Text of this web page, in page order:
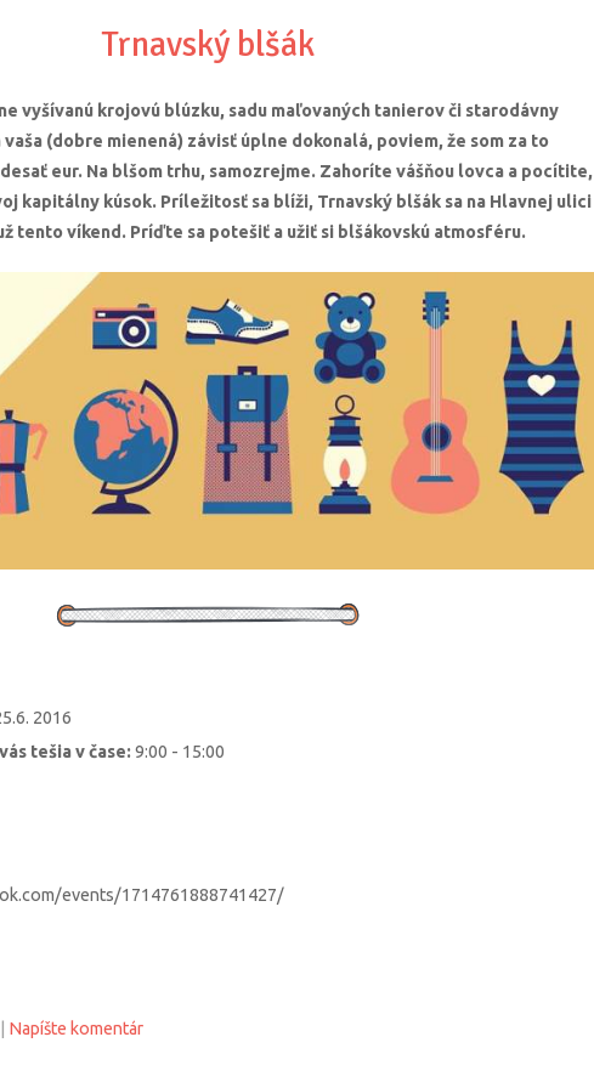
Trnavský blšák
vyšívanú krojovú blúzku, sadu maľovaných tanierov či starodávny
(dobre mienená) závisť úplne dokonalá, poviem, že som za to
eur. Na blšom trhu, samozrejme. Zahoríte vášňou lovca a pocítite,
kapitálny kúsok. Príležitosť sa blíži, Trnavský blšák sa na Hlavnej ulici
tento víkend. Príďte sa potešiť a užiť si blšákovskú atmosféru.
2016
tešia v čase: 9:00 - 15:00
events/1714761888741427/
| Napíšte komentár